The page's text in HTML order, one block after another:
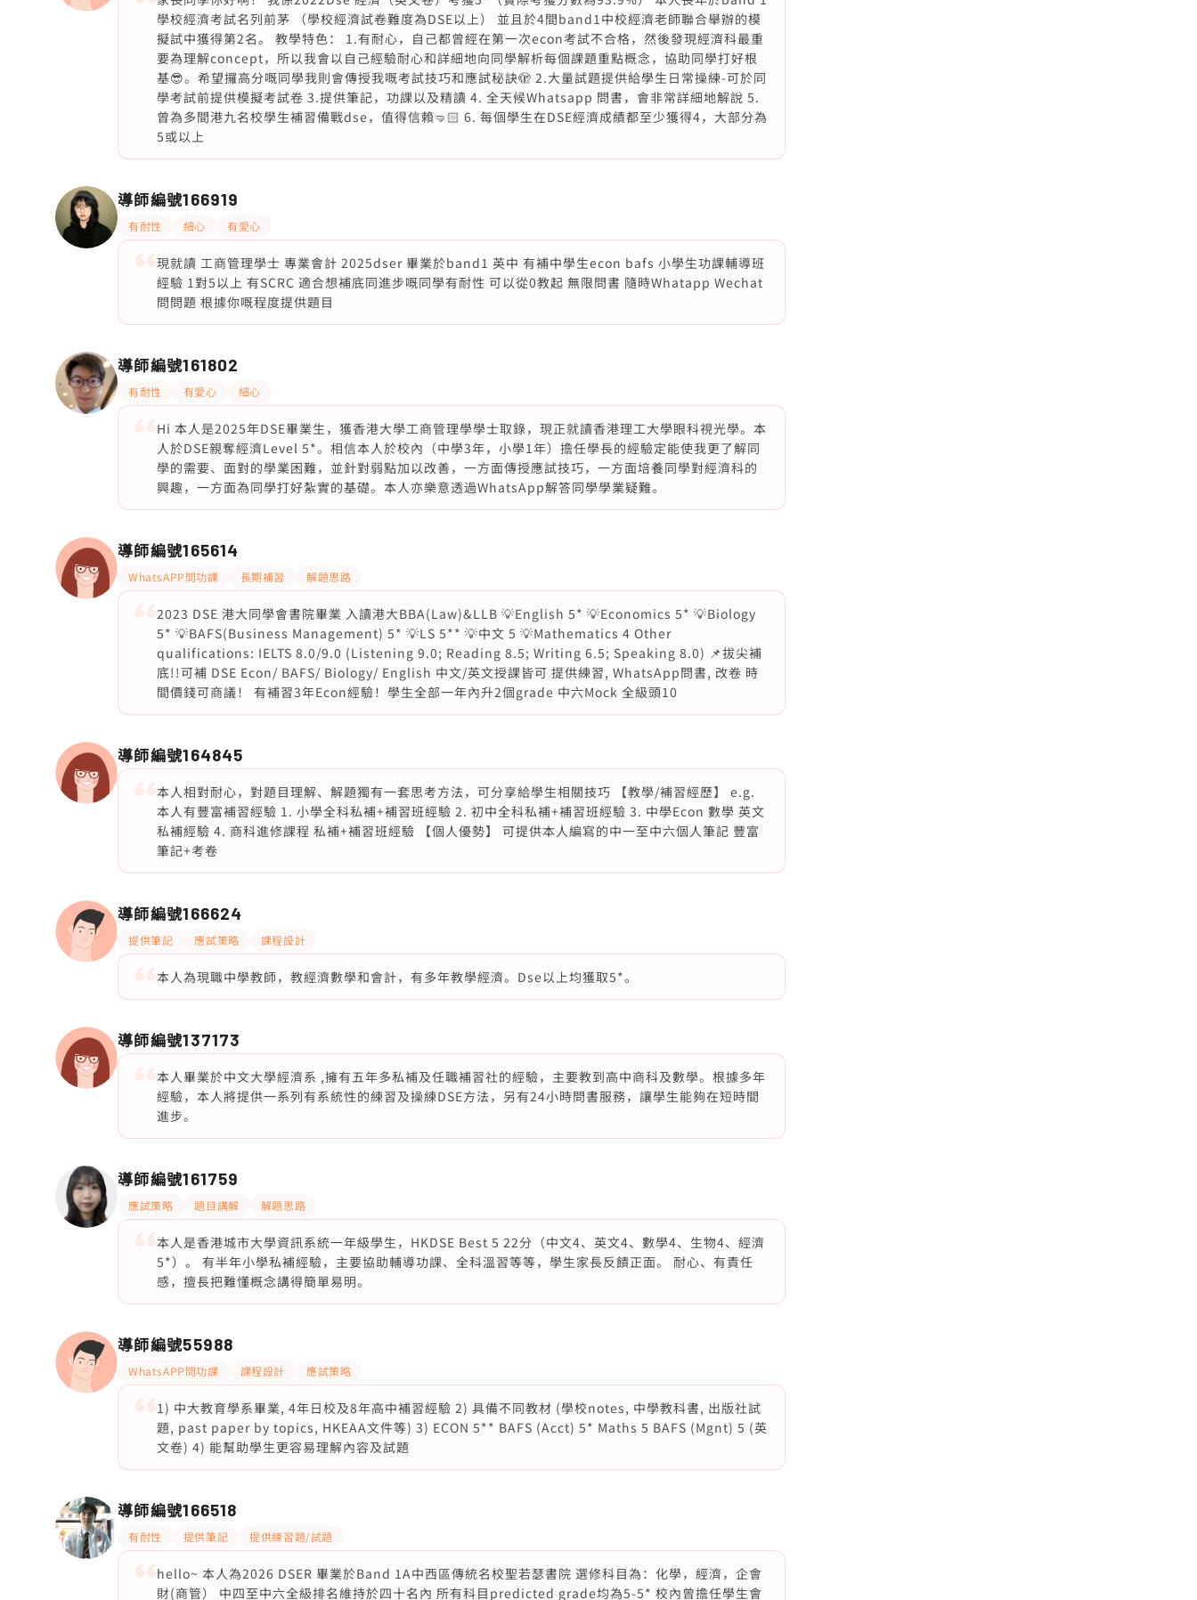
學校經濟考試名列前茅 （學校經濟試卷難度為DSE以上） 並且於4間band1中校經濟老師聯合舉辦的模
擬試中獲得第2名。 教學特色： 1.有耐心，自己都曾經在第一次econ考試不合格，然後發現經濟科最重
要為理解concept，所以我會以自己經驗耐心和詳細地向同學解析每個課題重點概念，協助同學打好根
基😎。希望攞高分嘅同學我則會傳授我嘅考試技巧和應試秘訣🫣 2.大量試題提供給學生日常操練-可於同
學考試前提供模擬考試卷 3.提供筆記，功課以及精讀 4. 全天候Whatsapp 問書，會非常詳細地解說 5.
曾為多間港九名校學生補習備戰dse，值得信賴🤜🏻 6. 每個學生在DSE經濟成績都至少獲得4，大部分為
5或以上
導師編號166919
有耐性 細心 有愛心
現就讀 工商管理學士 專業會計 2025dser 畢業於band1 英中 有補中學生econ bafs 小學生功課輔導班
經驗 1對5以上 有SCRC 適合想補底同進步嘅同學有耐性 可以從0教起 無限問書 隨時Whatapp Wechat
問問題 根據你嘅程度提供題目
導師編號161802
有耐性 有愛心 細心
Hi 本人是2025年DSE畢業生，獲香港大學工商管理學學士取錄，現正就讀香港理工大學眼科視光學。本
人於DSE親奪經濟Level 5*。相信本人於校內（中學3年，小學1年）擔任學長的經驗定能使我更了解同
學的需要、面對的學業困難，並針對弱點加以改善，一方面傳授應試技巧，一方面培養同學對經濟科的
興趣，一方面為同學打好紮實的基礎。本人亦樂意透過WhatsApp解答同學學業疑難。
導師編號165614
WhatsAPP問功課 長期補習 解題思路
2023 DSE 港大同學會書院畢業 入讀港大BBA(Law)&LLB 💡English 5* 💡Economics 5* 💡Biology
5* 💡BAFS(Business Management) 5* 💡LS 5** 💡中文 5 💡Mathematics 4 Other
qualifications: IELTS 8.0/9.0 (Listening 9.0; Reading 8.5; Writing 6.5; Speaking 8.0) 📌拔尖補
底!!可補 DSE Econ/ BAFS/ Biology/ English 中文/英文授課皆可 提供練習, WhatsApp問書, 改卷 時
間價錢可商議！ 有補習3年Econ經驗！學生全部一年內升2個grade 中六Mock 全級頭10
導師編號164845
本人相對耐心，對題目理解、解題獨有一套思考方法，可分享給學生相關技巧 【教學/補習經歷】 e.g.
本人有豐富補習經驗 1. 小學全科私補+補習班經驗 2. 初中全科私補+補習班經驗 3. 中學Econ 數學 英文
私補經驗 4. 商科進修課程 私補+補習班經驗 【個人優勢】 可提供本人編寫的中一至中六個人筆記 豐富
筆記+考卷
導師編號166624
提供筆記 應試策略 課程設計
本人為現職中學教師，教經濟數學和會計，有多年教學經濟。Dse以上均獲取5*。
導師編號137173
本人畢業於中文大學經濟系 ,擁有五年多私補及任職補習社的經驗，主要教到高中商科及數學。根據多年
經驗，本人將提供一系列有系統性的練習及操練DSE方法，另有24小時問書服務，讓學生能夠在短時間
進步。
導師編號161759
應試策略 題目講解 解題思路
本人是香港城市大學資訊系統一年級學生，HKDSE Best 5 22分（中文4、英文4、數學4、生物4、經濟
5*）。 有半年小學私補經驗，主要協助輔導功課、全科溫習等等，學生家長反饋正面。 耐心、有責任
感，擅長把難懂概念講得簡單易明。
導師編號55988
WhatsAPP問功課 課程設計 應試策略
1) 中大教育學系畢業, 4年日校及8年高中補習經驗 2) 具備不同教材 (學校notes, 中學教科書, 出版社試
題, past paper by topics, HKEAA文件等) 3) ECON 5** BAFS (Acct) 5* Maths 5 BAFS (Mgnt) 5 (英
文卷) 4) 能幫助學生更容易理解內容及試題
導師編號166518
有耐性 提供筆記 提供練習題/試題
hello~ 本人為2026 DSER 畢業於Band 1A中西區傳統名校聖若瑟書院 選修科目為：化學，經濟，企會
財(商管） 中四至中六全級排名維持於四十名內 所有科目predicted grade均為5-5* 校內曾擔任學生會